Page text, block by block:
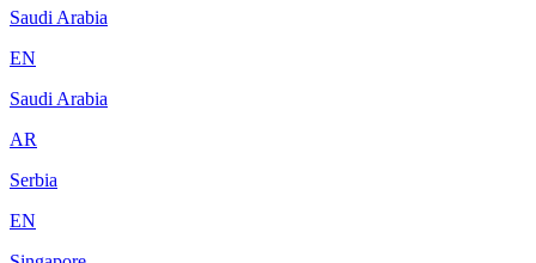
Saudi Arabia
EN
Saudi Arabia
AR
Serbia
EN